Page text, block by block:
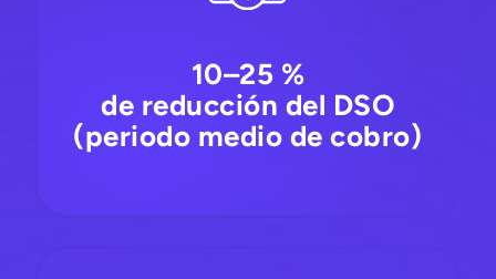
10–25 %
de reducción del DSO
(periodo medio de cobro)